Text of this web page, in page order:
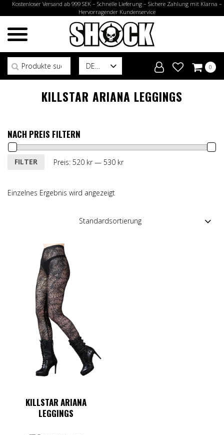
Kostenloser Versand ab 999 SEK – Schnelle Lieferung – Sichere Zahlung mit Klarna –
Hervorragender Kundenservice
DE
Suchen nach:
0
KILLSTAR ARIANA LEGGINGS
NACH PREIS FILTERN
Min.
Max.
FILTER Preis: 520 kr— 530 kr
Einzelnes Ergebnis wird angezeigt
KILLSTAR ARIANA
LEGGINGS